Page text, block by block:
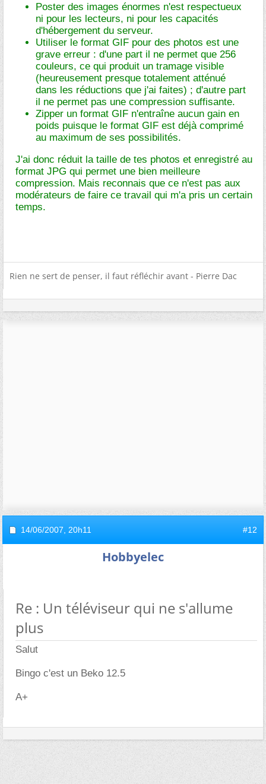
Poster des images énormes n'est respectueux
ni pour les lecteurs, ni pour les capacités
d'hébergement du serveur.
Utiliser le format GIF pour des photos est une
grave erreur : d'une part il ne permet que 256
couleurs, ce qui produit un tramage visible
(heureusement presque totalement atténué
dans les réductions que j'ai faites) ; d'autre part
il ne permet pas une compression suffisante.
Zipper un format GIF n'entraîne aucun gain en
poids puisque le format GIF est déjà comprimé
au maximum de ses possibilités.
J'ai donc réduit la taille de tes photos et enregistré au
format JPG qui permet une bien meilleure
compression. Mais reconnais que ce n'est pas aux
modérateurs de faire ce travail qui m'a pris un certain
temps.
Rien ne sert de penser, il faut réfléchir avant - Pierre Dac
14/06/2007, 20h11 #12
Hobbyelec
Re : Un téléviseur qui ne s'allume
plus
Salut
Bingo c'est un Beko 12.5
A+